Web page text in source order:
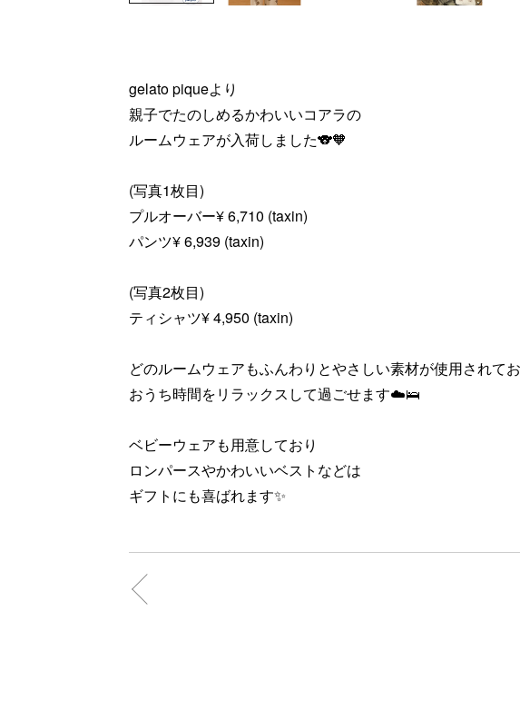
gelato piqueより
親子でたのしめるかわいいコアラの
ルームウェアが入荷しました🐨🧡
(写真1枚目)
プルオーバー¥ 6,710 (taxin)
パンツ¥ 6,939 (taxin)
(写真2枚目)
ティシャツ¥ 4,950 (taxin)
どのルームウェアもふんわりとやさしい素材が使用されて
おうち時間をリラックスして過ごせます☁️🛌
ベビーウェアも用意しており
ロンパースやかわいいベストなどは
ギフトにも喜ばれます✨